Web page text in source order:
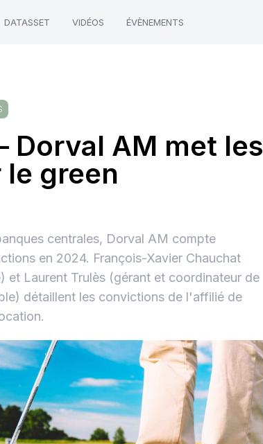
DATASSET VIDÉOS ÉVÈNEMENTS
Dorval AM met les
green
centrales, Dorval AM compte
en 2024. François-Xavier Chauchat
et Laurent Trulès (gérant et coordinateur de
détaillent les convictions de l'affilié de